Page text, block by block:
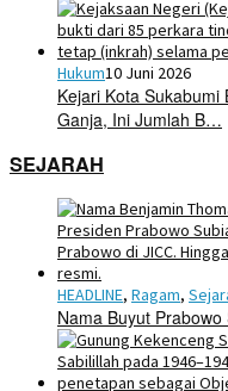
Hukum10 Juni 2026
Kejari Kota
Ganja, Ini Jumlah B…
SEJARAH
HEADLINE, Ragam,
Nama Buyut